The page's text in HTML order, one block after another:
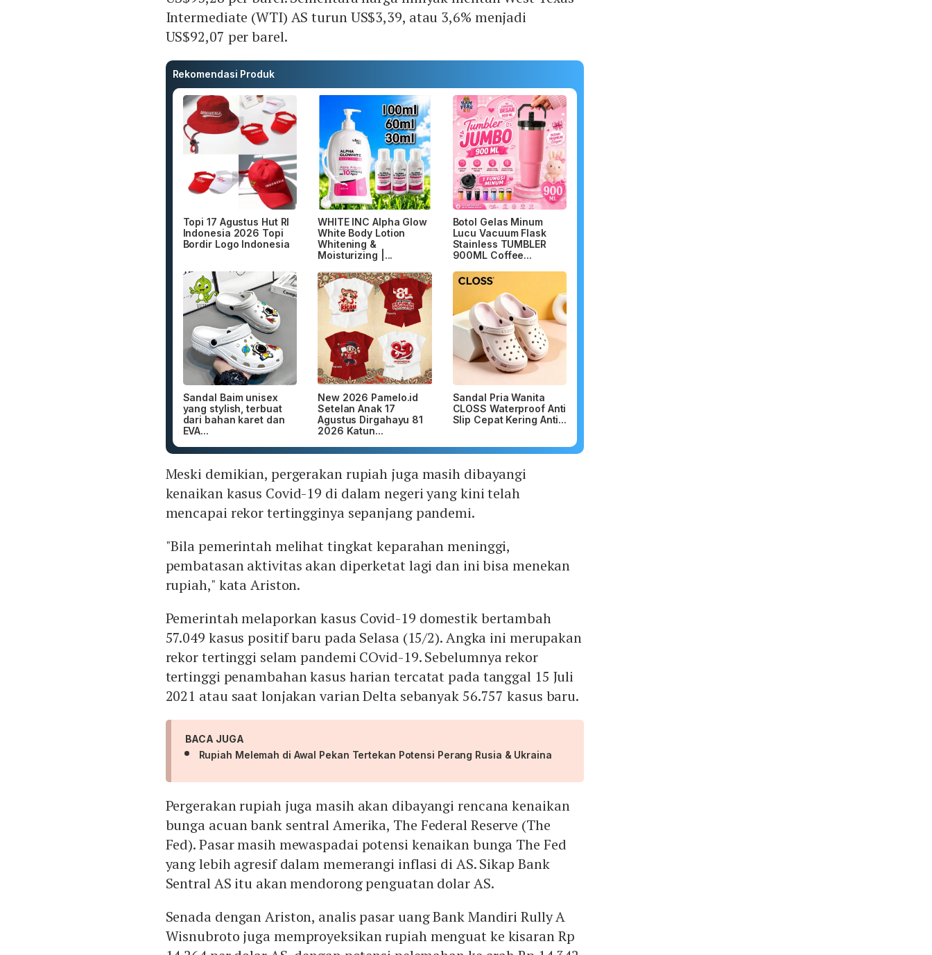
Intermediate (WTI) AS turun US$3,39, atau 3,6% menjadi
US$92,07 per barel.
Rekomendasi Produk
Topi 17 Agustus Hut RI
Indonesia 2026 Topi
Bordir Logo Indonesia
WHITE INC Alpha Glow
White Body Lotion
Whitening &
Moisturizing |...
Botol Gelas Minum
Lucu Vacuum Flask
Stainless TUMBLER
900ML Coffee...
Sandal Baim unisex
yang stylish, terbuat
dari bahan karet dan
EVA...
New 2026 Pamelo.id
Setelan Anak 17
Agustus Dirgahayu 81
2026 Katun...
Sandal Pria Wanita
CLOSS Waterproof Anti
Slip Cepat Kering Anti...
Meski demikian, pergerakan rupiah juga masih dibayangi
kenaikan kasus Covid-19 di dalam negeri yang kini telah
mencapai rekor tertingginya sepanjang pandemi.
"Bila pemerintah melihat tingkat keparahan meninggi,
pembatasan aktivitas akan diperketat lagi dan ini bisa menekan
rupiah," kata Ariston.
Pemerintah melaporkan kasus Covid-19 domestik bertambah
57.049 kasus positif baru pada Selasa (15/2). Angka ini merupakan
rekor tertinggi selam pandemi COvid-19. Sebelumnya rekor
tertinggi penambahan kasus harian tercatat pada tanggal 15 Juli
2021 atau saat lonjakan varian Delta sebanyak 56.757 kasus baru.
BACA JUGA
Rupiah Melemah di Awal Pekan Tertekan Potensi Perang Rusia & Ukraina
Pergerakan rupiah juga masih akan dibayangi rencana kenaikan
bunga acuan bank sentral Amerika, The Federal Reserve (The
Fed). Pasar masih mewaspadai potensi kenaikan bunga The Fed
yang lebih agresif dalam memerangi inflasi di AS. Sikap Bank
Sentral AS itu akan mendorong penguatan dolar AS.
Senada dengan Ariston, analis pasar uang Bank Mandiri Rully A
Wisnubroto juga memproyeksikan rupiah menguat ke kisaran Rp